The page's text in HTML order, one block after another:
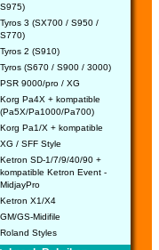
S975)
Tyros 3 (SX700 / S950 /
S770)
Tyros 2 (S910)
Tyros (S670 / S900 / 3000)
PSR 9000/pro / XG
Korg Pa4X + kompatible
(Pa5X/Pa1000/Pa700)
Korg Pa1/X + kompatible
XG / SFF Style
Ketron SD-1/7/9/40/90 +
kompatible Ketron Event -
MidjayPro
Ketron X1/X4
GM/GS-Midifile
Roland Styles